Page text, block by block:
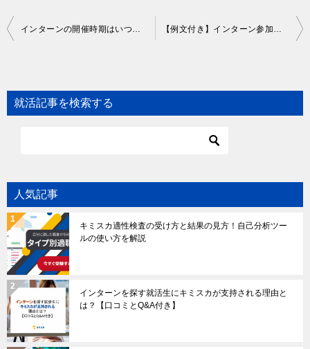
Post
インターンの開催時期はいつ？参加時期ごとのメリットと内容の違いを解説 【例文付き】インターン参加通知メールに返信する方法！書き方や注意点を解説
就活記事を検索する
人気記事
キミスカ適性検査の受け方と結果の見方！自己分析ツー
ルの使い方を解説
インターンを探す就活生にキミスカが支持される理由と
は？【口コミとQ&A付き】